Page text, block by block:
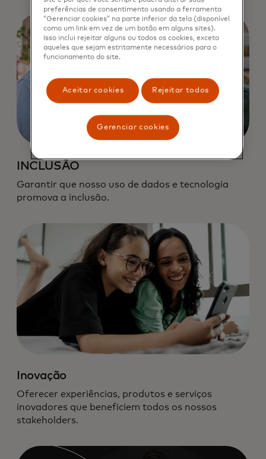
INCLUSÃO
Garantir que nosso uso de dados e tecnologia
promova a inclusão.
Inovação
Oferecer experiências, produtos e serviços
inovadores que beneficiem todos os nossos
stakeholders.
preferências de consentimento usando a ferramenta
“Gerenciar cookies” na parte inferior da tela (disponível
como um link em vez de um botão em alguns sites).
Isso inclui rejeitar alguns ou todos os cookies, exceto
aqueles que sejam estritamente necessários para o
funcionamento do site.
Aceitar cookies Rejeitar todos
Gerenciar cookies